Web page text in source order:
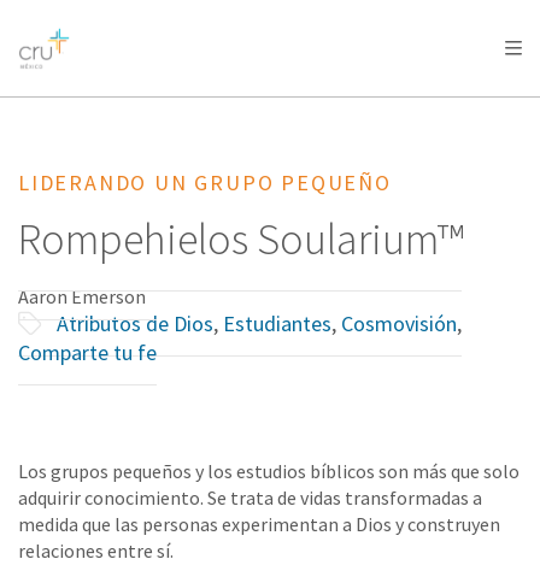
AFRICA
AMERICA / CARIBBEAN
OCEANIA
LIDERANDO UN GRUPO PEQUEÑO
Rompehielos Soularium™
Aaron Emerson
Atributos de Dios, Estudiantes, Cosmovisión,
Comparte tu fe
Los grupos pequeños y los estudios bíblicos son más que solo
adquirir conocimiento. Se trata de vidas transformadas a
medida que las personas experimentan a Dios y construyen
relaciones entre sí.